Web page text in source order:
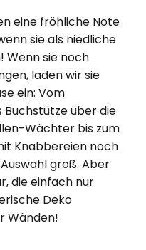
eine fröhliche Note
sie als niedliche
Wenn sie noch
laden wir sie
ein: Vom
über die
Wächter bis zum
Knabbereien noch
groß. Aber
die einfach nur
Deko
Wänden!